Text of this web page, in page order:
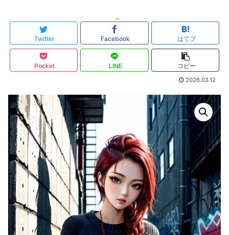
Twitter Facebook はてブ
Pocket LINE コピー
2026.03.12